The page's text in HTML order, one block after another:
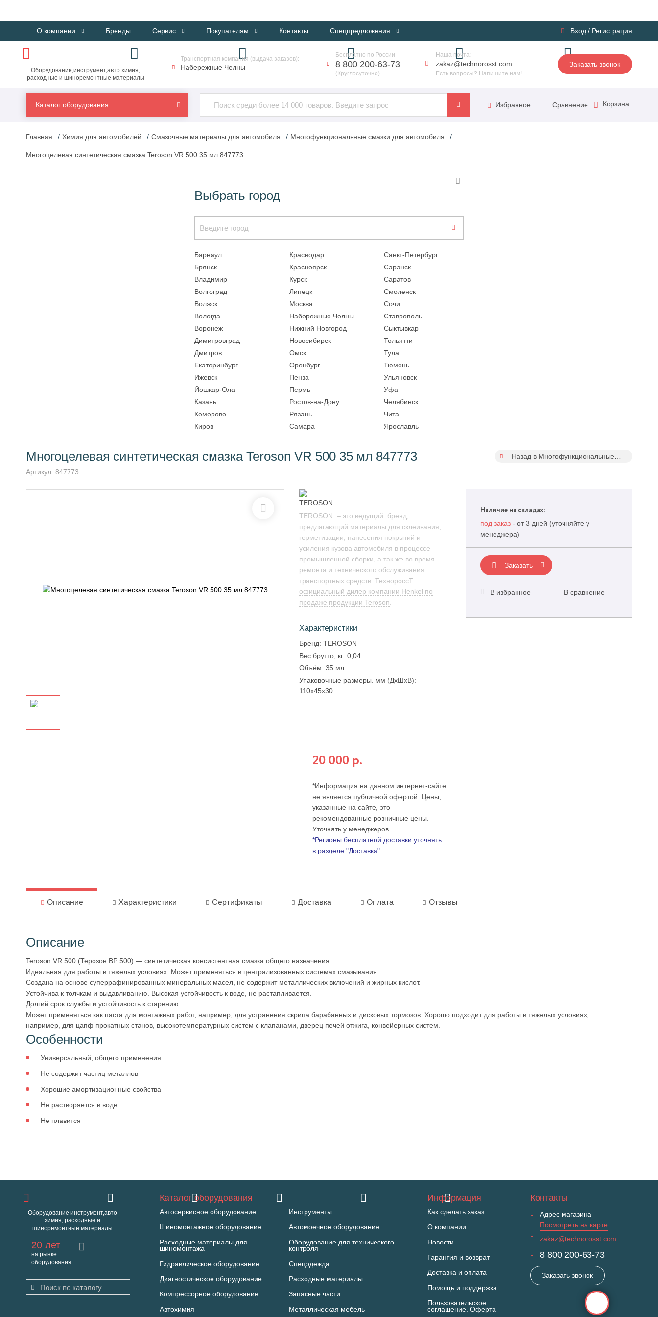
О компании Бренды Сервис Покупателям Контакты Спецпредложения Вход / Регистрация
Оборудование,инструмент,авто химия,
расходные и шиноремонтные материалы
Транспортная компания (выдача заказов):
Набережные Челны
Бесплатно по России
8 800 200-63-73
(Круглосуточно)
Наша почта:
zakaz@technorosst.com
Есть вопросы? Напишите нам!
Заказать звонок
Каталог оборудования Избранное Сравнение Корзина
Главная Химия для автомобилей Смазочные материалы для автомобиля Многофункциональные смазки для автомобиля
Многоцелевая синтетическая смазка Teroson VR 500 35 мл 847773
Выбрать город
Барнаул
Брянск
Владимир
Волгоград
Волжск
Вологда
Воронеж
Димитровград
Дмитров
Екатеринбург
Ижевск
Йошкар-Ола
Казань
Кемерово
Киров
Краснодар
Красноярск
Курск
Липецк
Москва
Набережные Челны
Нижний Новгород
Новосибирск
Омск
Оренбург
Пенза
Пермь
Ростов-на-Дону
Рязань
Самара
Санкт-Петербург
Саранск
Саратов
Смоленск
Сочи
Ставрополь
Сыктывкар
Тольятти
Тула
Тюмень
Ульяновск
Уфа
Челябинск
Чита
Ярославль
Многоцелевая синтетическая смазка Teroson VR 500 35 мл 847773
Назад в Многофункциональные смазки
Артикул: 847773
TEROSON – это ведущий бренд,
предлагающий материалы для склеивания,
герметизации, нанесения покрытий и
усиления кузова автомобиля в процессе
промышленной сборки, а так же во время
ремонта и технического обслуживания
транспортных средств. ТехнороссТ
официальный дилер компании Henkel по
продаже продукции Teroson
Характеристики
Бренд: TEROSON
Вес брутто, кг: 0,04
Объём: 35 мл
Упаковочные размеры, мм (ДхШхВ):
110x45x30
20 000 р.
*Информация на данном интернет-сайте
не является публичной офертой. Цены,
указанные на сайте, это
рекомендованные розничные цены.
Уточнять у менеджеров
*Регионы бесплатной доставки уточнять
в разделе "Доставка"
Наличие на складах:
под заказ - от 3 дней (уточняйте у
менеджера)
Заказать
В избранное В сравнение
Описание Характеристики Сертификаты Доставка Оплата Отзывы
Описание
Teroson VR 500 (Терозон ВР 500) — синтетическая консистентная смазка общего назначения.
Идеальная для работы в тяжелых условиях. Может применяться в централизованных системах смазывания.
Создана на основе суперрафинированных минеральных масел, не содержит металлических включений и жирных кислот.
Устойчива к толчкам и выдавливанию. Высокая устойчивость к воде, не растапливается.
Долгий срок службы и устойчивость к старению.
Может применяться как паста для монтажных работ, например, для устранения скрипа барабанных и дисковых тормозов. Хорошо подходит для работы в тяжелых условиях,
например, для цапф прокатных станов, высокотемпературных систем с клапанами, дверец печей отжига, конвейерных систем.
Особенности
Универсальный, общего применения
Не содержит частиц металлов
Хорошие амортизационные свойства
Не растворяется в воде
Не плавится
Оборудование,инструмент,авто
химия, расходные и
шиноремонтные материалы
20 лет
на рынке
оборудования
Каталог оборудования
Автосервисное оборудование
Шиномонтажное оборудование
Расходные материалы для
шиномонтажа
Гидравлическое оборудование
Диагностическое оборудование
Компрессорное оборудование
Автохимия
Инструменты
Автомоечное оборудование
Оборудование для технического
контроля
Спецодежда
Расходные материалы
Запасные части
Металлическая мебель
Информация
Как сделать заказ
О компании
Новости
Гарантия и возврат
Доставка и оплата
Помощь и поддержка
Пользовательское
соглашение. Оферта
Контакты
Адрес магазина
Посмотреть на карте
zakaz@technorosst.com
8 800 200-63-73
Заказать звонок